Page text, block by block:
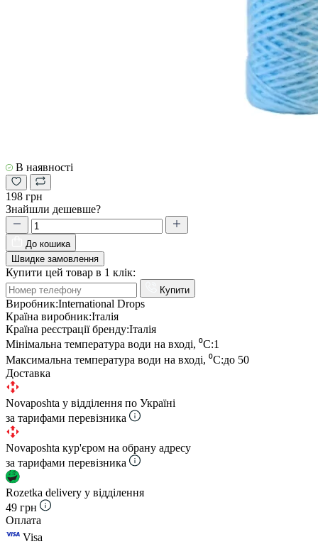
В наявності
198 грн
Знайшли дешевше?
До кошика
Швидке замовлення
Купити цей товар в 1 клік:
Купити
Виробник:International Drops
Країна виробник:Італія
Країна реєстрації бренду:Італія
Мінімальна температура води на вході, ⁰С:1
Максимальна температура води на вході, ⁰С:до 50
Доставка
Novaposhta у відділення по Україні
за тарифами перевізника
Novaposhta кур'єром на обрану адресу
за тарифами перевізника
Rozetka delivery у відділення
49 грн
Оплата
Visa